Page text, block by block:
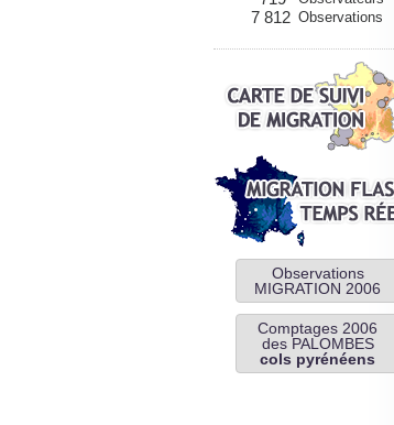
7 812 Observations
Observations
MIGRATION 2006
Comptages 2006
des PALOMBES
cols pyrénéens